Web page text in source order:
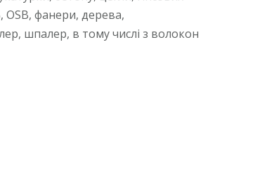
фанери, дерева,
шпалер, в тому числі з волокон